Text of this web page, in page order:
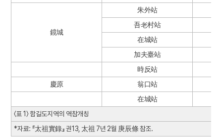
鏡城
朱外站
吾老村站
在城站
加夫臺站
時反站
慶原
翁口站
在城站
〈표 1〉 함길도지역의 역참개칭
*자료: 『太祖實錄』 권13, 太祖 7년 2월 庚辰條 참조.